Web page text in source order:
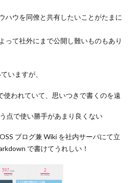
ハウを同僚と共有したいことがたまに
って社外にまで公開し難いものもあり
いますが、
使われていて、思いつきで書くのを遠
点で使い勝手があまり良くない
ブログ兼 Wiki を社内サーバにて立
で書けてうれしい！